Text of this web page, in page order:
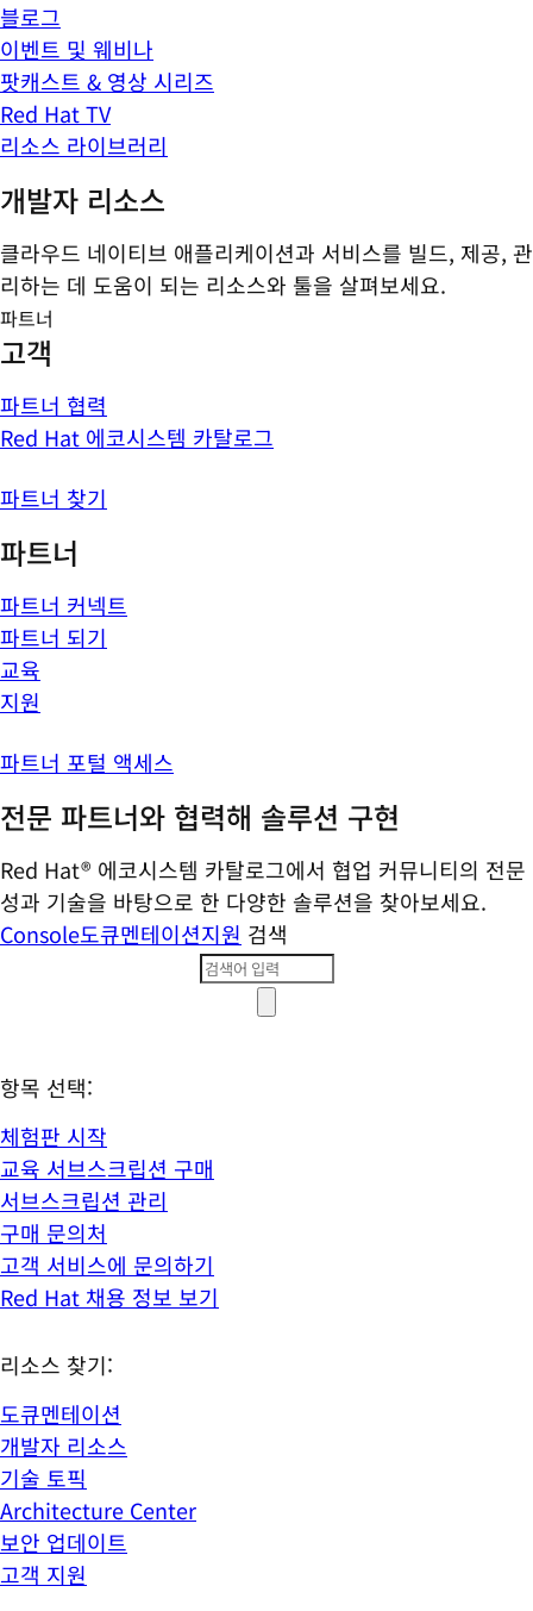
블로그
이벤트 및 웨비나
팟캐스트 & 영상 시리즈
Red Hat TV
리소스 라이브러리
개발자 리소스
클라우드 네이티브 애플리케이션과 서비스를 빌드, 제공, 관
리하는 데 도움이 되는 리소스와 툴을 살펴보세요.
파트너
고객
파트너 협력
Red Hat 에코시스템 카탈로그
파트너 찾기
파트너
파트너 커넥트
파트너 되기
교육
지원
파트너 포털 액세스
전문 파트너와 협력해 솔루션 구현
Red Hat® 에코시스템 카탈로그에서 협업 커뮤니티의 전문
성과 기술을 바탕으로 한 다양한 솔루션을 찾아보세요.
Console도큐멘테이션지원 검색
항목 선택:
체험판 시작
교육 서브스크립션 구매
서브스크립션 관리
구매 문의처
고객 서비스에 문의하기
Red Hat 채용 정보 보기
리소스 찾기:
도큐멘테이션
개발자 리소스
기술 토픽
Architecture Center
보안 업데이트
고객 지원